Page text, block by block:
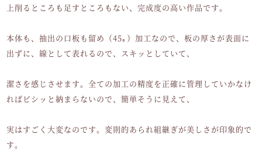
上削るところも足すところもない、完成度の高い作品です。
本体も、抽出の口板も留め（45｡）加工なので、板の厚さが表面に
出ずに、線として表れるので、スキッとしていて、
潔さを感じさせます。全ての加工の精度を正確に管理していかなけ
ればビシッと納まらないので、簡単そうに見えて、
実はすごく大変なのです。変則的あられ組継ぎが美しさが印象的で
す。